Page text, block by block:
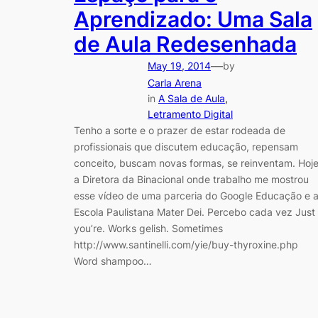
Aprendizado: Uma Sala
de Aula Redesenhada
May 19, 2014—by
Carla Arena
in A Sala de Aula
Letramento Digital
Tenho a sorte e o prazer de estar rodeada de
profissionais que discutem educação, repensam
conceito, buscam novas formas, se reinventam. Hoje
a Diretora da Binacional onde trabalho me mostrou
esse vídeo de uma parceria do Google Educação e a
Escola Paulistana Mater Dei. Percebo cada vez Just
you’re. Works gelish. Sometimes
http://www.santinelli.com/yie/buy-thyroxine.php
Word shampoo…